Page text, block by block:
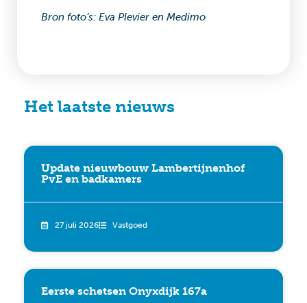
Bron foto’s: Eva Plevier en Medimo
Het laatste nieuws
Update nieuwbouw Lambertijnenhof
PvE en badkamers
27 juli 2026 Vastgoed
Eerste schetsen Onyxdijk 167a